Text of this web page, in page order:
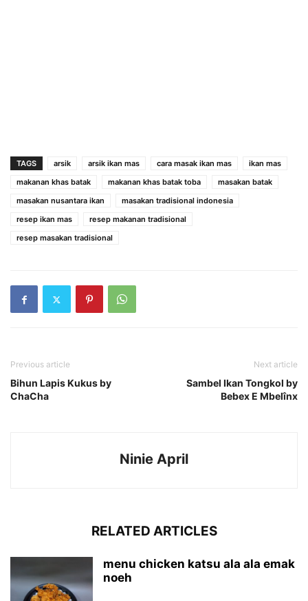
TAGS arsik arsik ikan mas cara masak ikan mas
ikan mas
makanan khas batak
makanan khas batak toba
masakan batak
masakan nusantara ikan
masakan tradisional indonesia
resep ikan mas
resep makanan tradisional
resep masakan tradisional
Previous article
Bihun Lapis Kukus by
ChaCha
Next article
Sambel Ikan Tongkol by
Bebex E Mbelînx
Ninie April
RELATED ARTICLES
menu chicken katsu ala ala emak
noeh